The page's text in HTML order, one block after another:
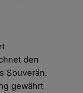
den
Souverän.
gewährt